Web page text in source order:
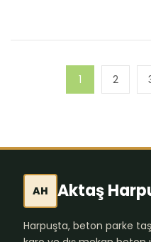
1 2
AH Aktaş
Harpuşta, beton parke